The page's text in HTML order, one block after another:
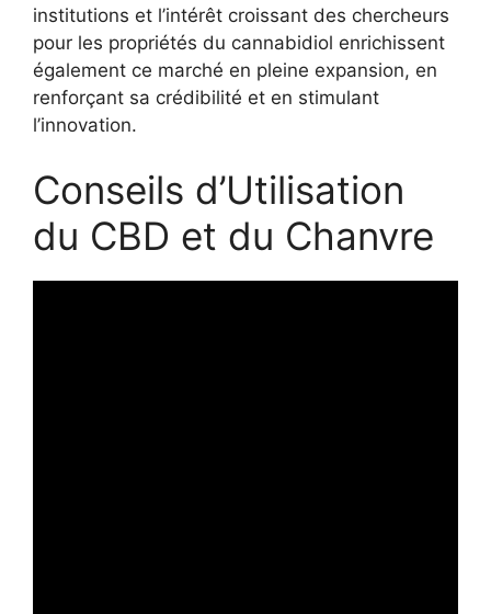
institutions et l’intérêt croissant des chercheurs
pour les propriétés du cannabidiol enrichissent
également ce marché en pleine expansion, en
renforçant sa crédibilité et en stimulant
l’innovation.
Conseils d’Utilisation
du CBD et du Chanvre